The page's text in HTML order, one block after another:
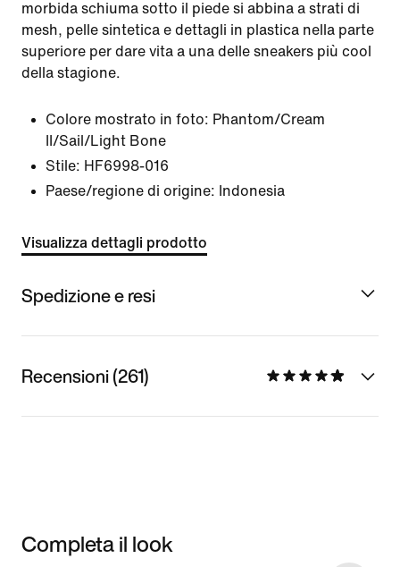
morbida schiuma sotto il piede si abbina a strati di
mesh, pelle sintetica e dettagli in plastica nella parte
superiore per dare vita a una delle sneakers più cool
della stagione.
Colore mostrato in foto: Phantom/Cream
II/Sail/Light Bone
Stile: HF6998-016
Paese/regione di origine: Indonesia
Visualizza dettagli prodotto
Spedizione e resi
Recensioni (261)
Completa il look